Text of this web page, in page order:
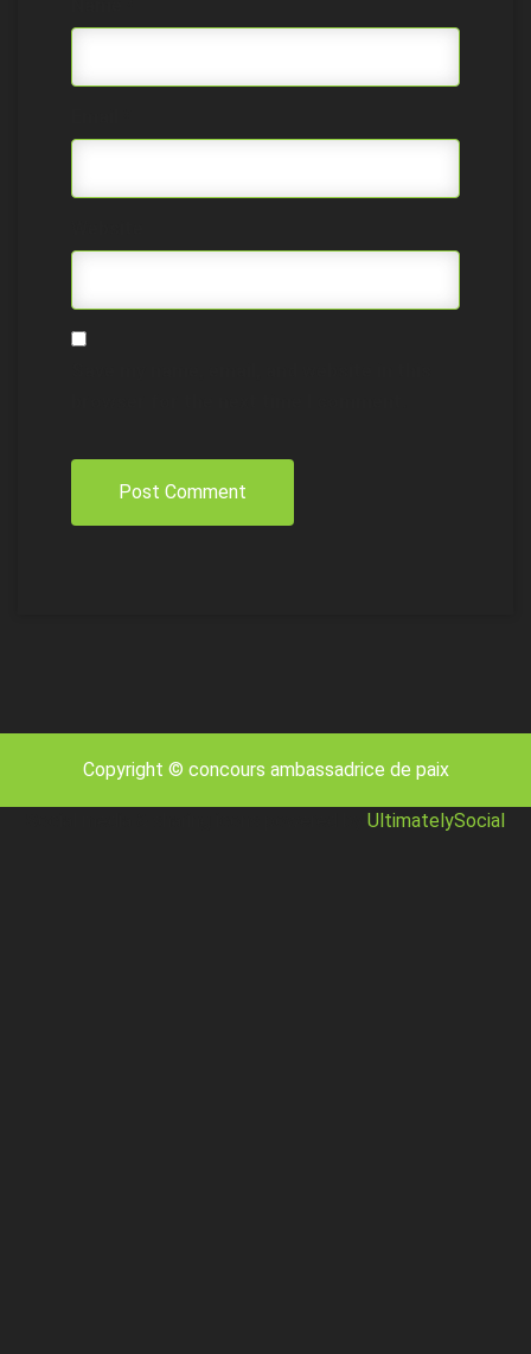
Copyright © concours ambassadrice de paix
UltimatelySocial